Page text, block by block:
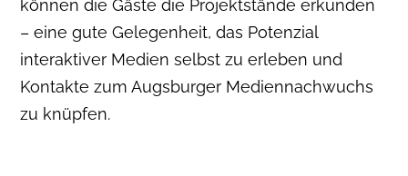
können die Gäste die Projektstände erkunden
– eine gute Gelegenheit, das Potenzial
interaktiver Medien selbst zu erleben und
Kontakte zum Augsburger Mediennachwuchs
zu knüpfen.